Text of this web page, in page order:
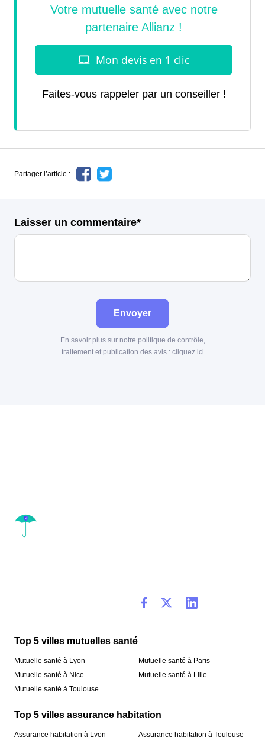
Faites-vous rappeler par un conseiller !
Partager l’article :
Laisser un commentaire*
Envoyer
En savoir plus sur notre politique de contrôle,
traitement et publication des avis : cliquez ici
Top 5 villes mutuelles santé
Mutuelle santé à Lyon
Mutuelle santé à Nice
Mutuelle santé à Toulouse
Mutuelle santé à Paris
Mutuelle santé à Lille
Top 5 villes assurance habitation
Assurance habitation à Lyon Assurance habitation à Toulouse